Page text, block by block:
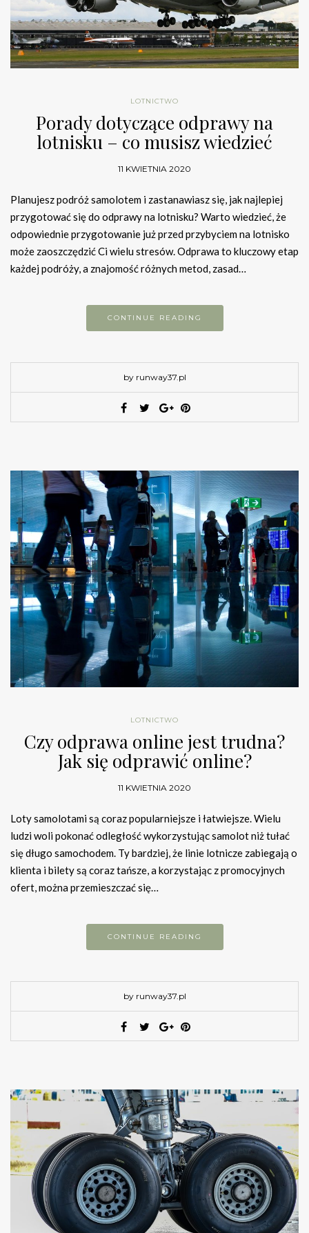
LOTNICTWO
Porady dotyczące odprawy na
lotnisku – co musisz wiedzieć
11 KWIETNIA 2020
Planujesz podróż samolotem i zastanawiasz się, jak najlepiej
przygotować się do odprawy na lotnisku? Warto wiedzieć, że
odpowiednie przygotowanie już przed przybyciem na lotnisko
może zaoszczędzić Ci wielu stresów. Odprawa to kluczowy etap
każdej podróży, a znajomość różnych metod, zasad…
CONTINUE READING
by runway37.pl
LOTNICTWO
Czy odprawa online jest trudna?
Jak się odprawić online?
11 KWIETNIA 2020
Loty samolotami są coraz popularniejsze i łatwiejsze. Wielu
ludzi woli pokonać odległość wykorzystując samolot niż tułać
się długo samochodem. Ty bardziej, że linie lotnicze zabiegają o
klienta i bilety są coraz tańsze, a korzystając z promocyjnych
ofert, można przemieszczać się…
CONTINUE READING
by runway37.pl